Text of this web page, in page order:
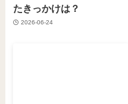
たきっかけは？
2026-06-24